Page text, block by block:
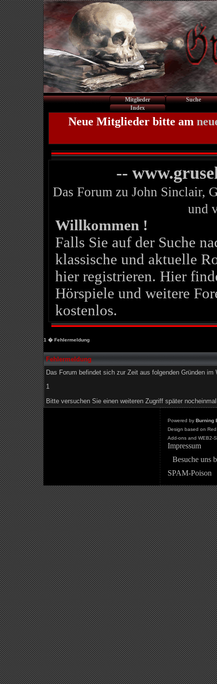
Mitglieder
Suche
Index
Neue Mitglieder bitte am
--
Das Forum zu John Sinclair,
und
Willkommen !
Falls Sie auf der Suche
klassische und aktuelle
hier registrieren. Hier
Hörspiele und weitere
kostenlos.
1 � Fehlermeldung
Fehlermeldung
Das Forum befindet sich zur Zeit aus folgenden Gründen im
1
Bitte versuchen Sie einen weiteren Zugriff später
Powered by Burning
Design based on
Add-ons and WEB2-
Impressum
Besuche uns
SPAM-Poison